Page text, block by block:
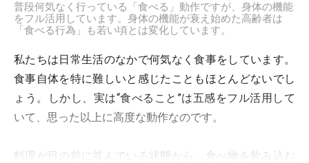
普段何気なく行っている「食べる」動作ですが、身体の機能
をフル活用しています。身体の機能が衰え始めた高齢者は
「食べる行為」も若い頃とは変化しています。
私たちは日常生活のなかで何気なく食事をしています。
食事自体を特に難しいと感じたこともほとんどないでし
ょう。しかし、実は“食べること”は五感をフル活用して
いて、思った以上に高度な動作なのです。
料理が目の前に並んでいる状態から、食べ物を飲み込む